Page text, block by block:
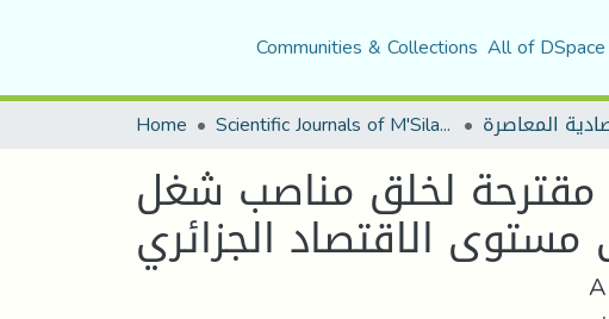
Communities & Collections All of DSpace
Home Scientific Journals of M'Sila University
مقترحة لخلق مناصب شغل
الاقتصاد الجزائري